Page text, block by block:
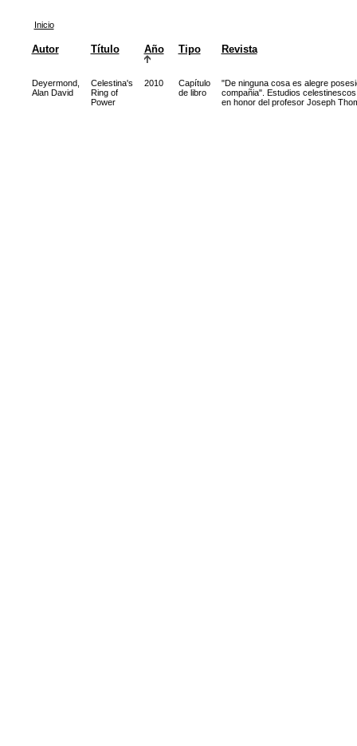
Inicio
Autor Título Año Tipo Revista
Deyermond,
Alan David
Celestina's
Ring of
Power
2010
Capítulo
de libro
"De ninguna cosa es alegre
compañia". Estudios
en honor del profesor Joseph